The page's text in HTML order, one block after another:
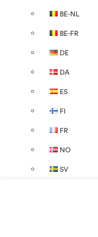
BE-NL
BE-FR
DE
DA
ES
FI
FR
NO
SV